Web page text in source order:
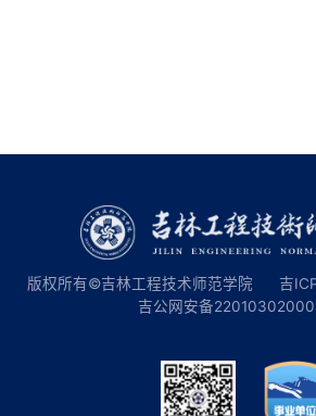
版权所有©吉林工程技术师范学院 吉
吉公网安备